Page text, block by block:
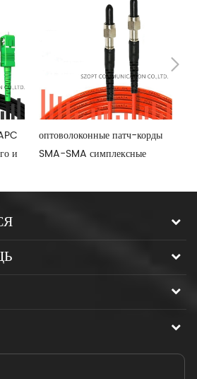
и
оптоволоконные патч-корды
SMA-SMA симплексные
многомодовые